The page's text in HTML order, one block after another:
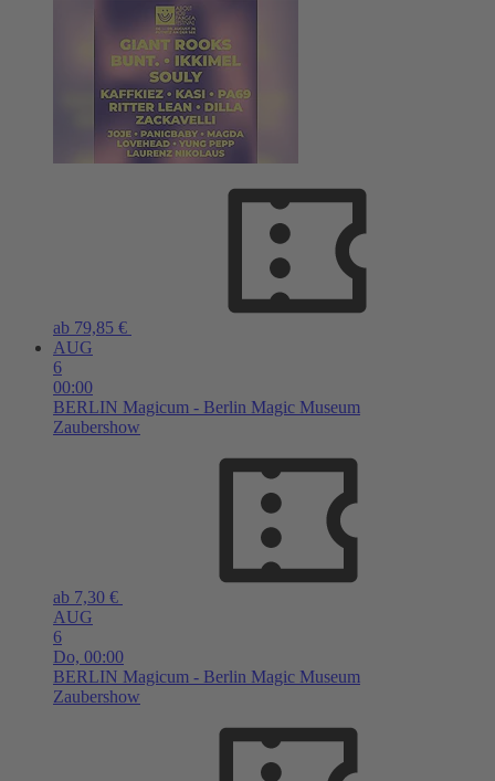
ab 79,85 €
AUG
6
00:00
BERLIN Magicum - Berlin Magic Museum
Zaubershow
ab 7,30 €
AUG
6
Do, 00:00
BERLIN Magicum - Berlin Magic Museum
Zaubershow